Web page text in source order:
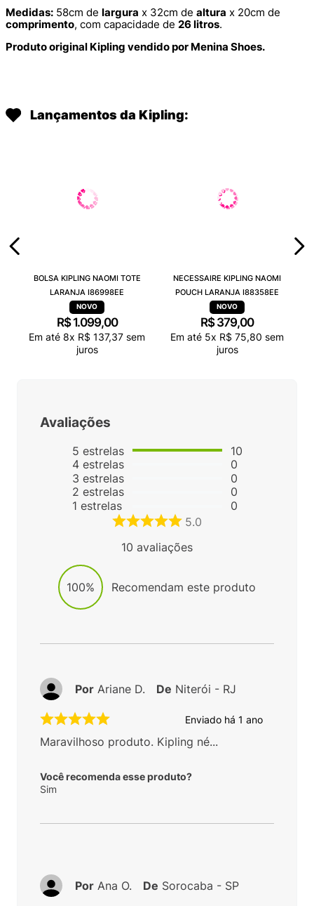
Medidas: 58cm de largura x 32cm de altura x 20cm de
comprimento, com capacidade de 26 litros.
Produto original Kipling vendido por Menina Shoes.
Lançamentos da Kipling:
BOLSA KIPLING NAOMI TOTE
LARANJA I86998EE
R$ 1.099,00
Em até 8x R$ 137,37 sem
juros
NECESSAIRE KIPLING NAOMI
POUCH LARANJA I88358EE
R$ 379,00
Em até 5x R$ 75,80 sem
juros
Avaliações
5 estrelas
4estrelas
3 estrelas
2 estrelas
1 estrelas
10
0
0
0
0
5.0
10 avaliações
100% Recomendam este produto
Enviado há 1 ano
Maravilhoso produto. Kipling né...
Você recomenda esse produto?
Sim
Por Ariane D. De Niterói - RJ
Por Ana O. De Sorocaba - SP